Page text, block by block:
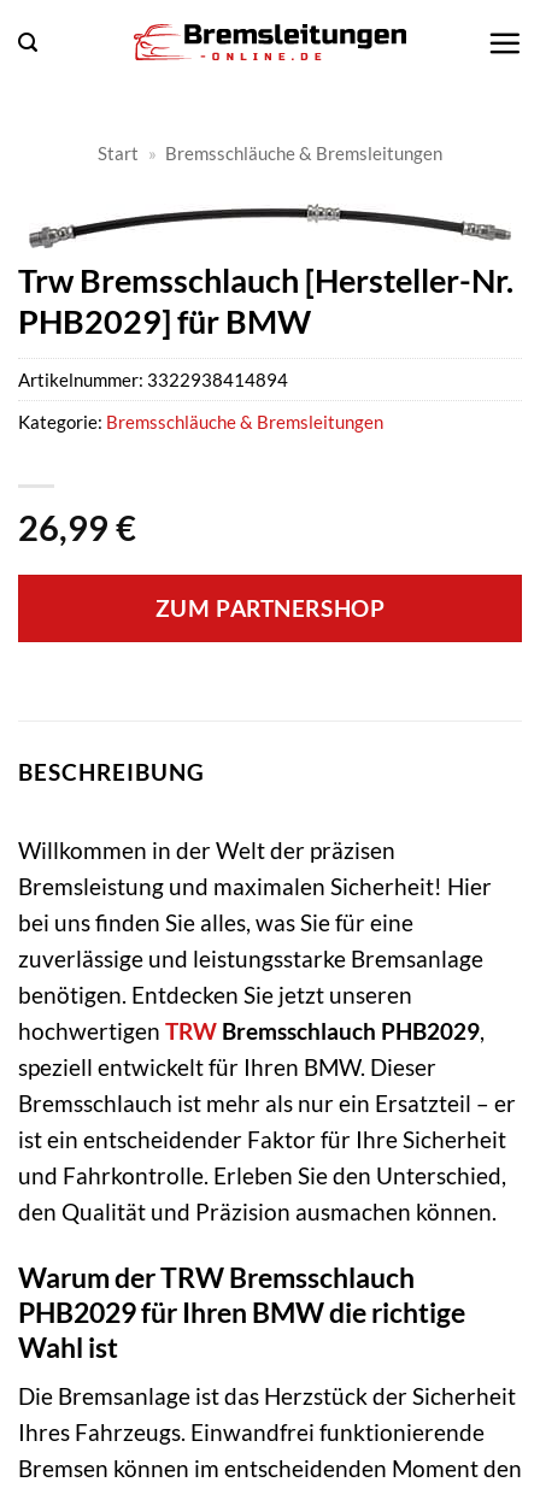
Inhalt
Start » Bremsschläuche & Bremsleitungen
Trw Bremsschlauch [Hersteller-Nr.
PHB2029] für BMW
26,99 €
ZUM PARTNERSHOP
Artikelnummer: 3322938414894
Kategorie: Bremsschläuche & Bremsleitungen
BESCHREIBUNG
Willkommen in der Welt der präzisen
Bremsleistung und maximalen Sicherheit! Hier
bei uns finden Sie alles, was Sie für eine
zuverlässige und leistungsstarke Bremsanlage
benötigen. Entdecken Sie jetzt unseren
hochwertigen TRW Bremsschlauch PHB2029
speziell entwickelt für Ihren BMW. Dieser
Bremsschlauch ist mehr als nur ein Ersatzteil – er
ist ein entscheidender Faktor für Ihre Sicherheit
und Fahrkontrolle. Erleben Sie den Unterschied,
den Qualität und Präzision ausmachen können.
Warum der TRW Bremsschlauch
PHB2029 für Ihren BMW die richtige
Wahl ist
Die Bremsanlage ist das Herzstück der Sicherheit
Ihres Fahrzeugs. Einwandfrei funktionierende
Bremsen können im entscheidenden Moment den